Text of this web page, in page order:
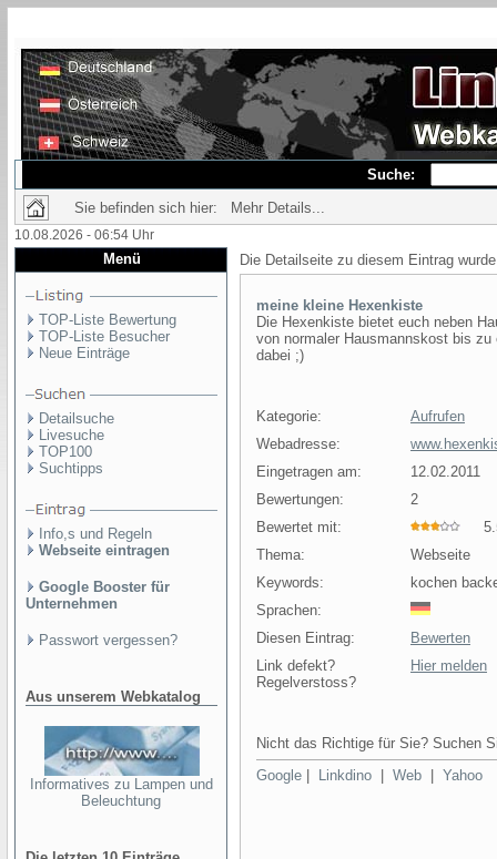
Suche:
Sie befinden sich hier: Mehr Details...
10.08.2026 - 06:54 Uhr
Menü
TOP-Liste Bewertung
TOP-Liste Besucher
Neue Einträge
Detailsuche
Livesuche
TOP100
Suchtipps
Info,s und Regeln
Webseite eintragen
Google Booster für
Unternehmen
Passwort vergessen?
Aus unserem Webkatalog
Informatives zu Lampen und
Beleuchtung
Die Detailseite zu diesem Eintrag
meine kleine Hexenkiste
Die Hexenkiste bietet euch neben
von normaler Hausmannskost bis
dabei ;)
Kategorie:
Aufrufen
Webadresse:
Eingetragen am:
12.02.2011
Bewertungen:
2
Bewertet mit:
Thema:
Webseite
Keywords:
kochen
Sprachen:
Diesen Eintrag:
Bewerten
Link defekt?
Regelverstoss?
Hier melden
Nicht das Richtige für Sie? Suchen
Google
Linkdino Web Yahoo